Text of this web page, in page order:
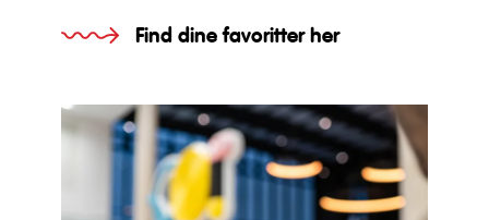
Find dine favoritter her